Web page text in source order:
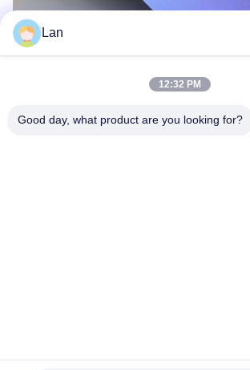
Lan
12:32 PM
Good day, what product are you looking for?